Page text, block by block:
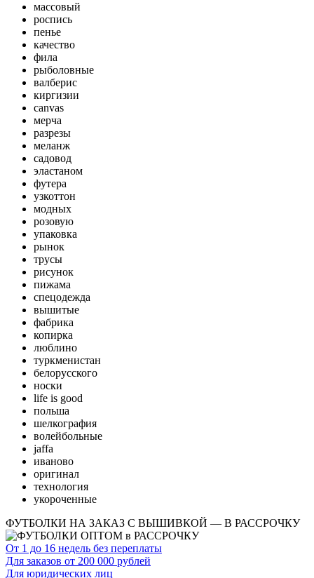
массовый
роспись
пенье
качество
фила
рыболовные
валберис
киргизии
canvas
мерча
разрезы
меланж
садовод
эластаном
футера
узкоттон
модных
розовую
упаковка
рынок
трусы
рисунок
пижама
спецодежда
вышитые
фабрика
копирка
люблино
туркменистан
белорусского
носки
life is good
польша
шелкография
волейбольные
jaffa
иваново
оригинал
технология
укороченные
ФУТБОЛКИ НА ЗАКАЗ С ВЫШИВКОЙ — В РАССРОЧКУ
От 1 до 16 недель без переплаты
Для заказов от 200 000 рублей
Для юридических лиц